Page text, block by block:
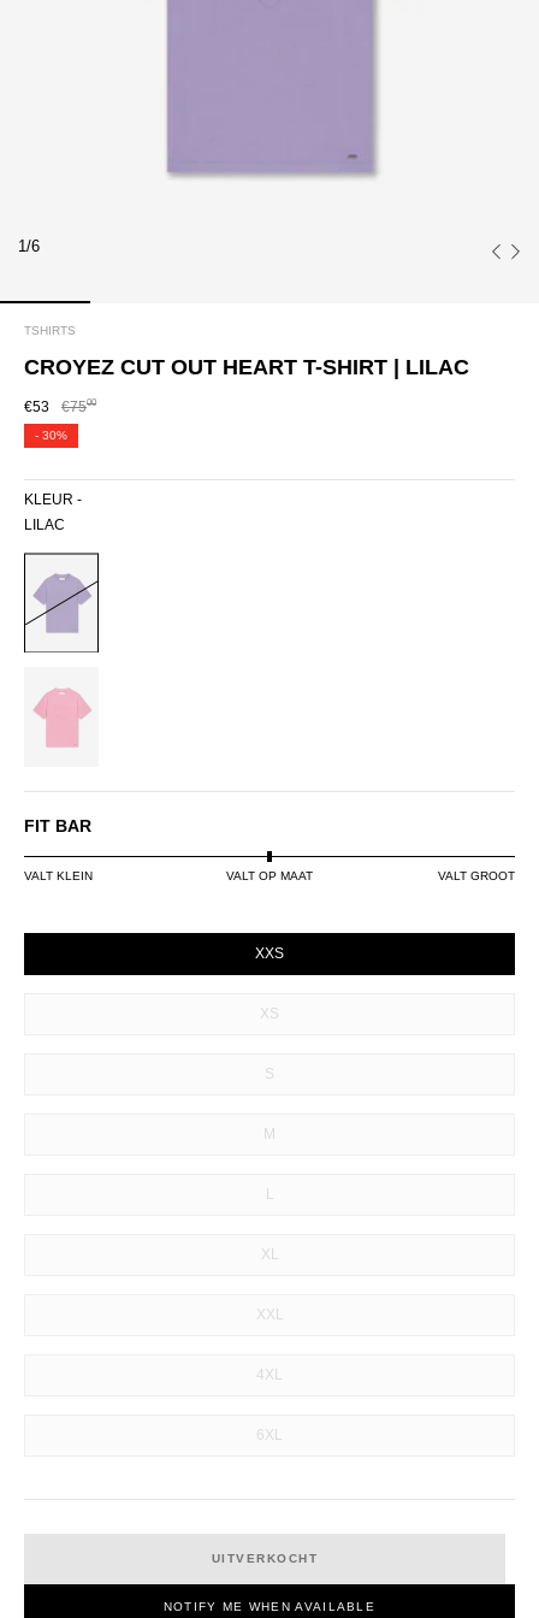
1/6
TSHIRTS
CROYEZ CUT OUT HEART T-SHIRT | LILAC
€53 €7500
- 30%
KLEUR -
LILAC
FIT BAR
VALT KLEIN VALT OP MAAT VALT GROOT
XXS
XS
S
M
L
XL
XXL
4XL
6XL
UITVERKOCHT
NOTIFY ME WHEN AVAILABLE